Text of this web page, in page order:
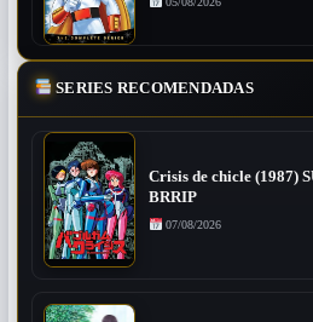
SERIES RECOMENDADAS
Crisis de chicle (1987)
BRRIP
07/08/2026